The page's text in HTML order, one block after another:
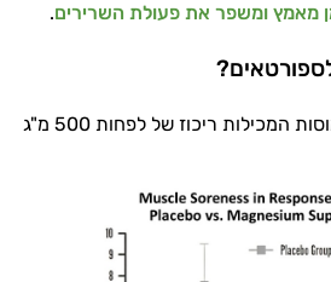
מאמץ ומשפר את פעולת השרירים.